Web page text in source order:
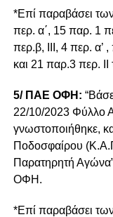
*Επί παραβάσει
περ. α΄, 15 παρ. 1
περ.β, ΙΙΙ, 4 περ.
και 21 παρ.3 περ.
5/ ΠΑΕ ΟΦΗ:
22/10/2023 Φύλλο
γνωστοποιήθηκε,
Ποδοσφαίρου
Παρατηρητή
ΟΦΗ.
*Επί παραβάσει